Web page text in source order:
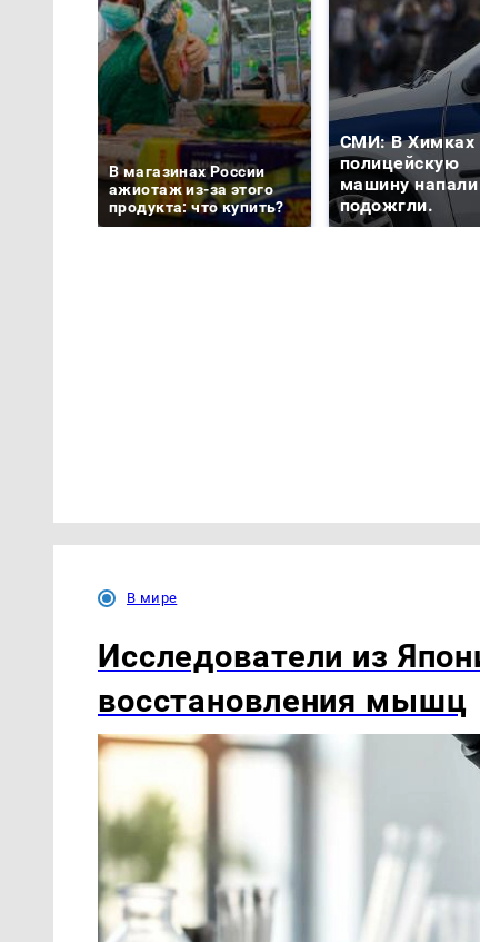
В магазинах России
ажиотаж из-за этого
продукта: что купить?
СМИ: В Химках
полицейскую
машину
подожгли.
В мире
Исследователи из
восстановления мышц